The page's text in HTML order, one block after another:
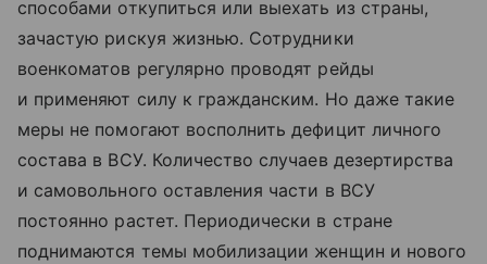
способами откупиться или выехать из страны,
зачастую рискуя жизнью. Сотрудники
военкоматов регулярно проводят рейды
и применяют силу к гражданским. Но даже такие
меры не помогают восполнить дефицит личного
состава в ВСУ. Количество случаев дезертирства
и самовольного оставления части в ВСУ
постоянно растет. Периодически в стране
поднимаются темы мобилизации женщин и нового